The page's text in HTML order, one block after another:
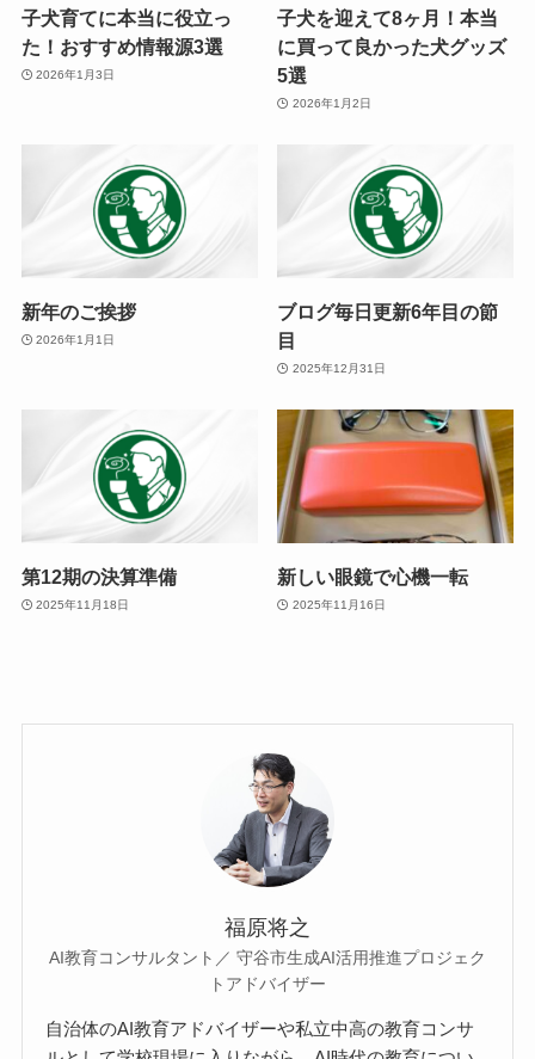
子犬育てに本当に役立っ
た！おすすめ情報源3選
2026年1月3日
子犬を迎えて8ヶ月！本当
に買って良かった犬グッズ
5選
2026年1月2日
新年のご挨拶
2026年1月1日
ブログ毎日更新6年目の節
目
2025年12月31日
第12期の決算準備
2025年11月18日
新しい眼鏡で心機一転
2025年11月16日
福原将之
AI教育コンサルタント／ 守谷市生成AI活用推進プロジェク
トアドバイザー
自治体のAI教育アドバイザーや私立中高の教育コンサ